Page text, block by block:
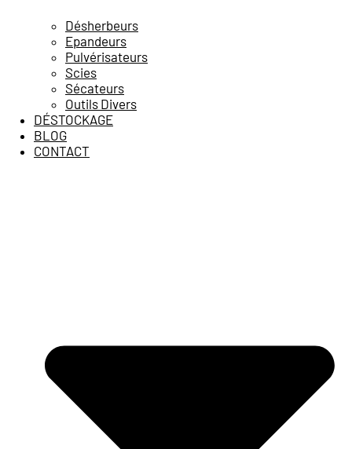
Désherbeurs
Epandeurs
Pulvérisateurs
Scies
Sécateurs
Outils Divers
DÉSTOCKAGE
BLOG
CONTACT